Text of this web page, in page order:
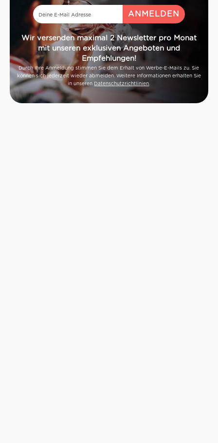
Wir versenden maximal 2 Newsletter pro Monat
mit unseren exklusiven Angeboten und
Empfehlungen!
Durch Ihre Anmeldung stimmen Sie dem Erhalt von Werbe-E-Mails zu. Sie
können sich jederzeit wieder abmelden. Weitere Informationen erhalten Sie
in unseren Datenschutzrichtlinien.